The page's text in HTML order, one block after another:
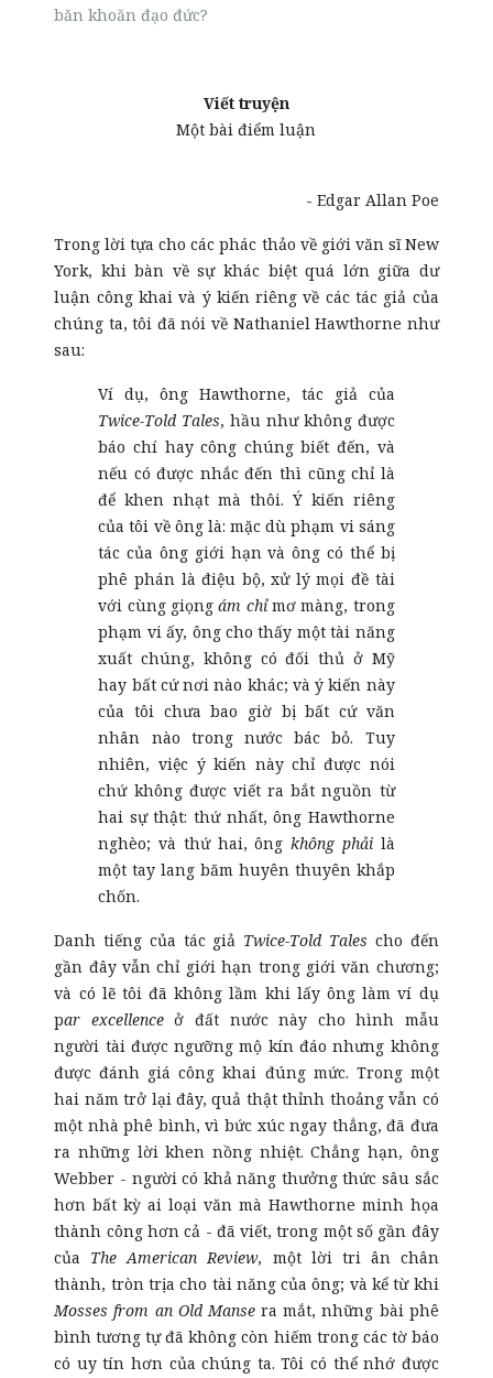
băn khoăn đạo đức?
Viết truyện
Một bài điểm luận
- Edgar Allan Poe
Trong lời tựa cho các phác thảo về giới văn sĩ New
York, khi bàn về sự khác biệt quá lớn giữa dư
luận công khai và ý kiến riêng về các tác giả của
chúng ta, tôi đã nói về Nathaniel Hawthorne như
sau:
Ví dụ, ông Hawthorne, tác giả của
Twice-Told Tales, hầu như không được
báo chí hay công chúng biết đến, và
nếu có được nhắc đến thì cũng chỉ là
để khen nhạt mà thôi. Ý kiến riêng
của tôi về ông là: mặc dù phạm vi sáng
tác của ông giới hạn và ông có thể bị
phê phán là điệu bộ, xử lý mọi đề tài
với cùng giọngám chỉmơ màng, trong
phạm vi ấy, ông cho thấy một tài năng
xuất chúng, không có đối thủ ở Mỹ
hay bất cứ nơi nào khác; và ý kiến này
của tôi chưa bao giờ bị bất cứ văn
nhân nào trong nước bác bỏ. Tuy
nhiên, việc ý kiến này chỉ được nói
chứ không được viết ra bắt nguồn từ
hai sự thật: thứ nhất, ông Hawthorne
nghèo; và thứ hai, ôngkhông phảilà
một tay lang băm huyên thuyên khắp
chốn.
Danh tiếng của tác giả Twice-Told Tales cho đến
gần đây vẫn chỉ giới hạn trong giới văn chương;
và có lẽ tôi đã không lầm khi lấy ông làm ví dụ
par excellenceở đất nước này cho hình mẫu
người tài được ngưỡng mộ kín đáo nhưng không
được đánh giá công khai đúng mức. Trong một
hai năm trở lại đây, quả thật thỉnh thoảng vẫn có
một nhà phê bình, vì bức xúc ngay thẳng, đã đưa
ra những lời khen nồng nhiệt. Chẳng hạn, ông
Webber - người có khả năng thưởng thức sâu sắc
hơn bất kỳ ai loại văn mà Hawthorne minh họa
thành công hơn cả - đã viết, trong một số gần đây
của The American Review, một lời tri ân chân
thành, tròn trịa cho tài năng của ông; và kể từ khi
Mosses from an Old Mansera mắt, những bài phê
bình tương tự đã không còn hiếm trong các tờ báo
có uy tín hơn của chúng ta. Tôi có thể nhớ được